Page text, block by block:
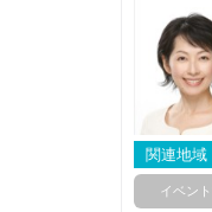
関連地域
イベン